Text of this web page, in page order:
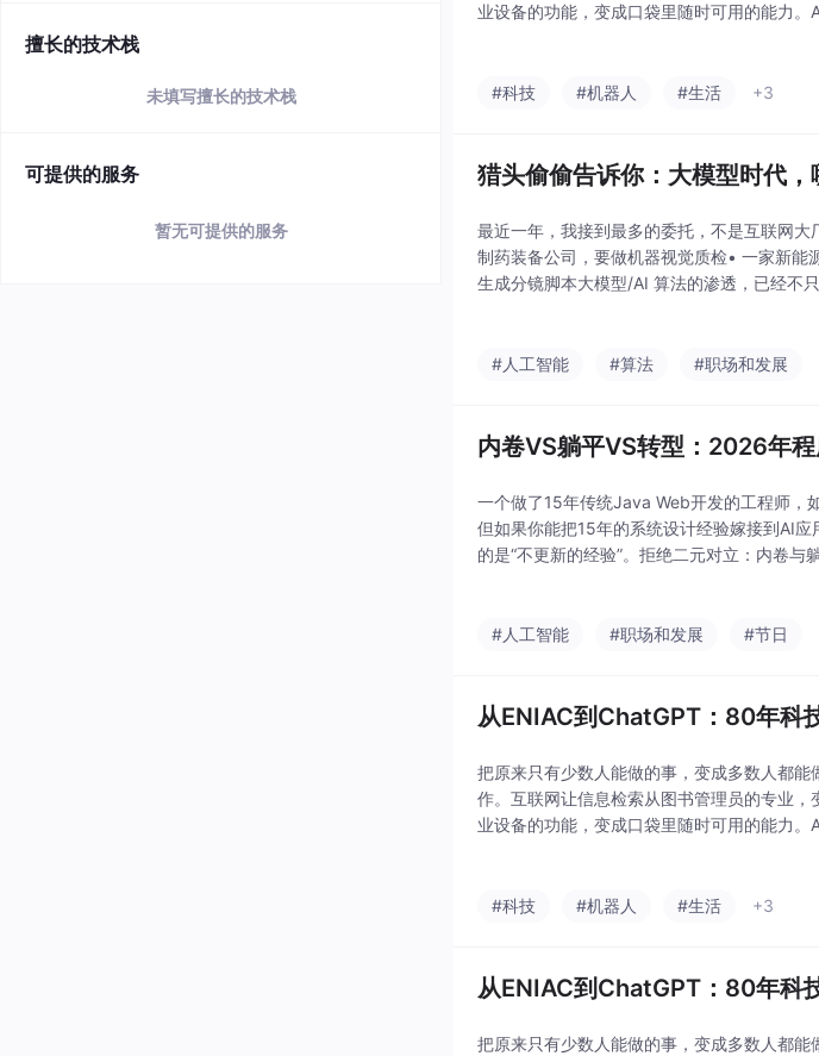
擅长的技术栈
未填写擅长的技术栈
可提供的服务
暂无可提供的服务
业设备的功能，变成口袋里随时可用的能力。
#科技
#机器人 #生活 +3
猎头偷偷告诉你：大模型时代
最近一年，我接到最多的委托，不是互联网
制药装备公司，要做机器视觉质检• 一家新
生成分镜脚本大模型/AI 算法的渗透，已经不
#人工智能 #算法 #职场和发展
内卷VS躺平VS转型：2026年
一个做了15年传统Java Web开发的工程师，
但如果你能把15年的系统设计经验嫁接到AI
的是“不更新的经验”。拒绝二元对立：内卷
#人工智能 #职场和发展 #节日
从ENIAC到ChatGPT：80年科
把原来只有少数人能做的事，变成多数人都
作。互联网让信息检索从图书管理员的专业
业设备的功能，变成口袋里随时可用的能力。
#科技
#机器人 #生活 +3
从ENIAC到ChatGPT：80年科
把原来只有少数人能做的事，变成多数人都